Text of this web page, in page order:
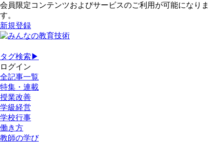
会員限定コンテンツおよびサービスのご利用が可能になりま
す。
新規登録
タグ検索▶
ログイン
全記事一覧
特集・連載
授業改善
学級経営
学校行事
働き方
教師の学び